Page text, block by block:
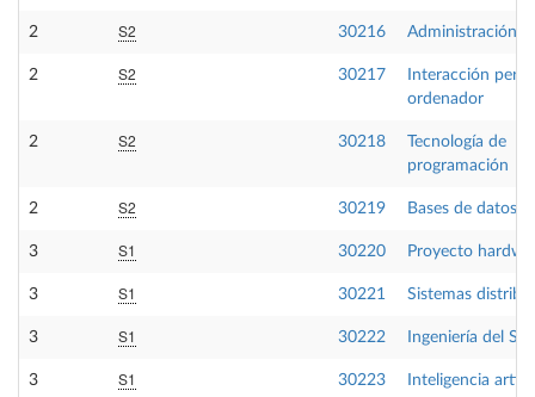
2 S2 30216 Administración
2 S2 30217
Interacción
ordenador
2 S2 30218
Tecnología de
programación
2 S2 30219 Bases de datos
3 S1 30220 Proyecto
3 S1 30221 Sistemas
3 S1 30222 Ingeniería del
3 S1 30223 Inteligencia